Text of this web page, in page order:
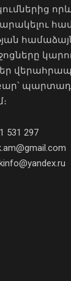
կարող
531 297